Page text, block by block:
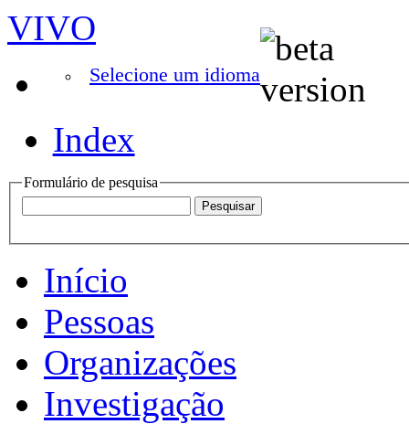
VIVO
Selecione um idioma
Index
Formulário de pesquisa
Início
Pessoas
Organizações
Investigação